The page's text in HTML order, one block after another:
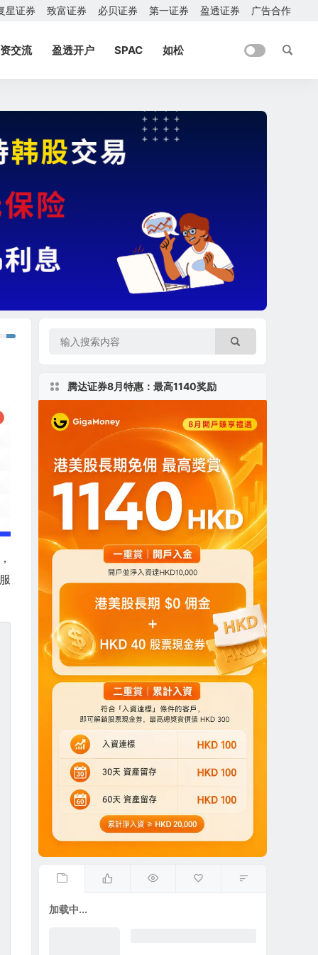
星证券 致富证券 必贝证券 第一证券 盈透证券 广告合作
交流 盈透开户 SPAC 如松
腾达证券8月特惠：最高1140奖励
加载中...